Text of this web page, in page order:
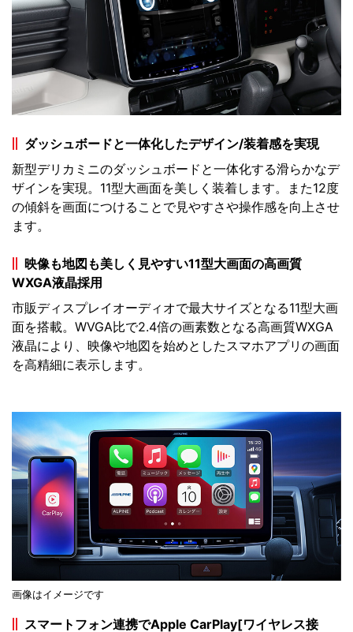
ダッシュボードと一体化したデザイン/装着感を実現
新型デリカミニのダッシュボードと一体化する滑らかなデ
ザインを実現。11型大画面を美しく装着します。また12度
の傾斜を画面につけることで見やすさや操作感を向上させ
ます。
映像も地図も美しく見やすい11型大画面の高画質
WXGA液晶採用
市販ディスプレイオーディオで最大サイズとなる11型大画
面を搭載。WVGA比で2.4倍の画素数となる高画質WXGA
液晶により、映像や地図を始めとしたスマホアプリの画面
を高精細に表示します。
画像はイメージです
スマートフォン連携でApple CarPlay[ワイヤレス接